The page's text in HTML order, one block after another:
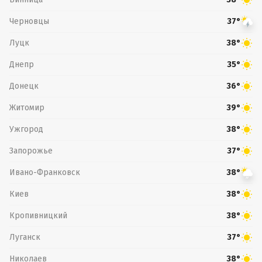
Черновцы 37°
Луцк 38°
Днепр 35°
Донецк 36°
Житомир 39°
Ужгород 38°
Запорожье 37°
Ивано-Франковск 38°
Киев 38°
Кропивницкий 38°
Луганск 37°
Николаев 38°